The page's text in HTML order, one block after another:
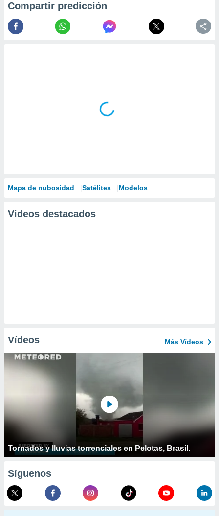
Compartir predicción
Mapa de nubosidad Satélites Modelos
Videos destacados
Vídeos Más Vídeos
Tornados y lluvias torrenciales en Pelotas, Brasil.
Síguenos